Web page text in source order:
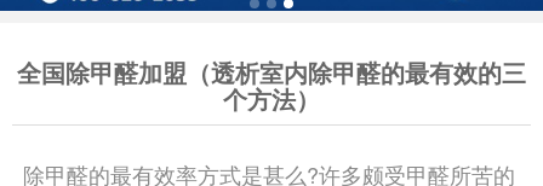
全国除甲醛加盟（透析室内除甲醛的最有效的三
个方法）
除甲醛的最有效率方式是甚么?许多颇受甲醛所苦的